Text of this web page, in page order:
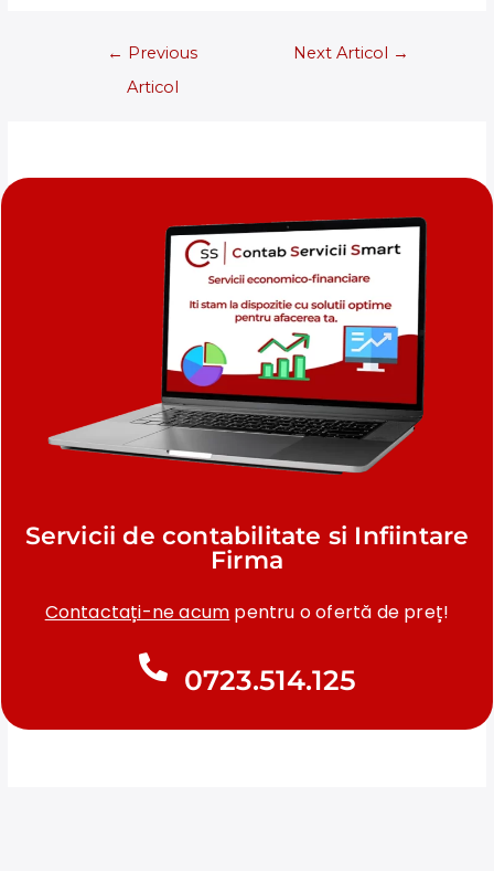
← Previous
Articol
Next Articol →
Servicii de contabilitate si Infiintare
Firma
Contactați-ne acum pentru o ofertă de preț!
0723.514.125